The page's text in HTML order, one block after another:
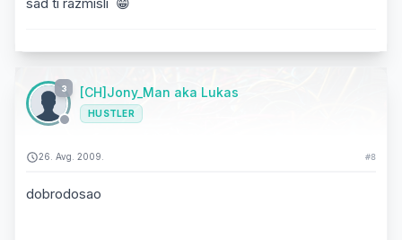
3 [CH]Jony_Man aka Lukas
HUSTLER
26. Avg. 2009. #8
dobrodosao